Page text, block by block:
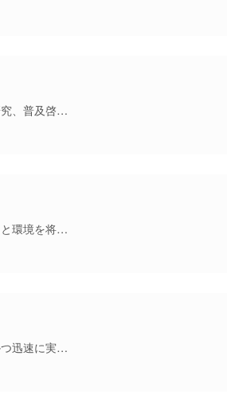
究、普及啓…
と環境を将…
つ迅速に実…